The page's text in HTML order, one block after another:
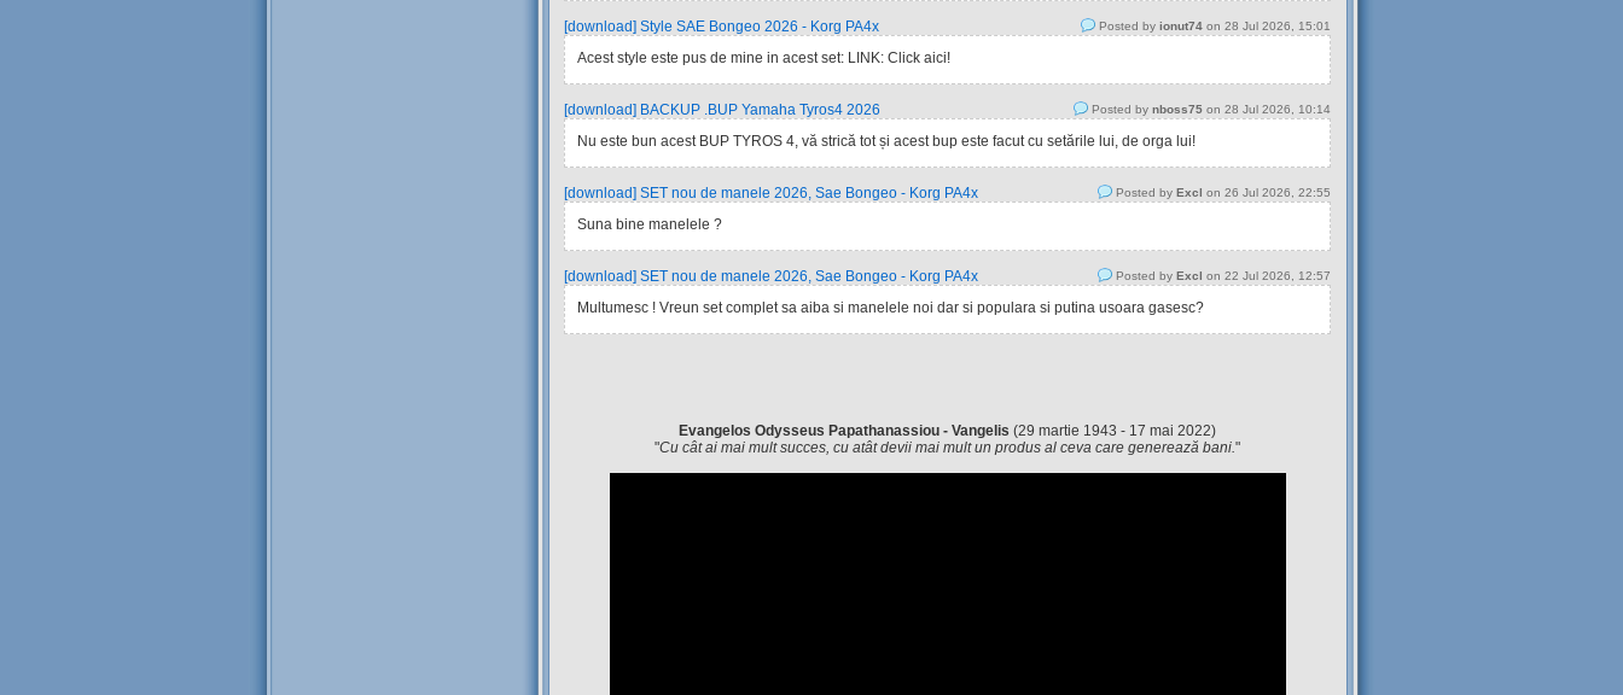
[download] Style SAE Bongeo 2026 - Korg PA4x Posted by ionut74 on 28 Jul 2026, 15:01
Acest style este pus de mine in acest set: LINK: Click aici!
[download] BACKUP .BUP Yamaha Tyros4 2026 Posted by nboss75 on 28 Jul 2026, 10:14
Nu este bun acest BUP TYROS 4, vă strică tot și acest bup este facut cu setările lui, de orga lui!
[download] SET nou de manele 2026, Sae Bongeo - Korg PA4x Posted by Excl on 26 Jul 2026, 22:55
Suna bine manelele ?
[download] SET nou de manele 2026, Sae Bongeo - Korg PA4x Posted by Excl on 22 Jul 2026, 12:57
Multumesc ! Vreun set complet sa aiba si manelele noi dar si populara si putina usoara gasesc?
Evangelos Odysseus Papathanassiou - Vangelis (29 martie 1943 - 17 mai 2022)
"Cu cât ai mai mult succes, cu atât devii mai mult un produs al ceva care generează bani."